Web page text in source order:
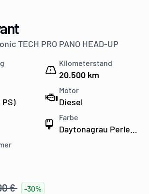
TECH PRO PANO HEAD-UP
Kilometerstand
20.500 km
PS)
Motor
Diesel
Farbe
Daytonagrau Perleffekt
€ -30%